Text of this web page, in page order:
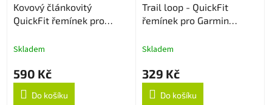
Kovový článkovitý
QuickFit řemínek pro
Skladem
590 Kč
Do košíku
Trail loop - QuickFit
řemínek pro Garmin
Skladem
329 Kč
Do košíku